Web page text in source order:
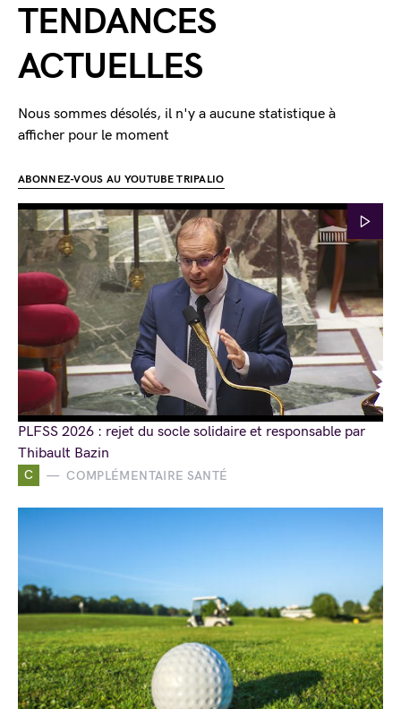
C COMPLÉMENTAIRE SANTÉ
TENDANCES
ACTUELLES
Nous sommes désolés, il n'y a aucune statistique à
afficher pour le moment
ABONNEZ-VOUS AU YOUTUBE TRIPALIO
PLFSS 2026 : rejet du socle solidaire et responsable par
Thibault Bazin